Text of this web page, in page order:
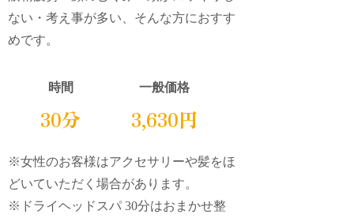
ない・考え事が多い、そんな方におすす
めです。
時間 一般価格
30分 3,630円
※女性のお客様はアクセサリーや髪をほ
どいていただく場合があります。
※ドライヘッドスパ 30分はおまかせ整